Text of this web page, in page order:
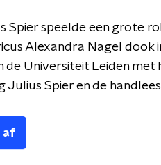
Spier speelde een grote
Alexandra Nagel dook
de Universiteit Leiden met
Julius Spier en de
af